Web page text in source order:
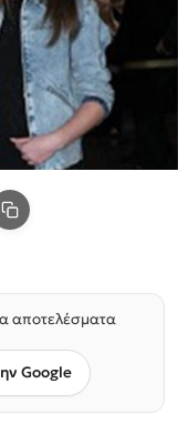
αποτελέσματα
Google